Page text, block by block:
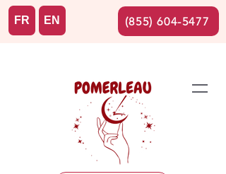
FR EN (855) 604-5477